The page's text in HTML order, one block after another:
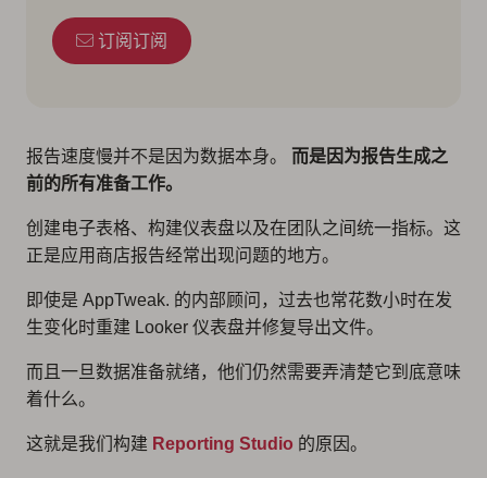
订阅订阅
报告速度慢并不是因为数据本身。 而是因为报告生成之
前的所有准备工作。
创建电子表格、构建仪表盘以及在团队之间统一指标。这
正是应用商店报告经常出现问题的地方。
即使是 AppTweak. 的内部顾问，过去也常花数小时在发
生变化时重建 Looker 仪表盘并修复导出文件。
而且一旦数据准备就绪，他们仍然需要弄清楚它到底意味
着什么。
这就是我们构建 Reporting Studio 的原因。